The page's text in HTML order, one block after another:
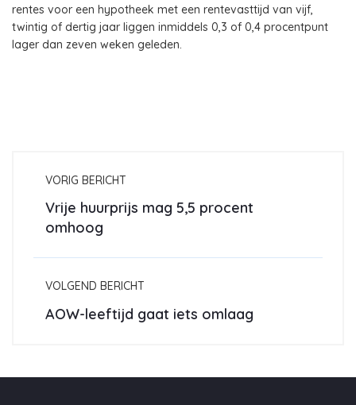
rentes voor een hypotheek met een rentevasttijd van vijf,
twintig of dertig jaar liggen inmiddels 0,3 of 0,4 procentpunt
lager dan zeven weken geleden.
VORIG BERICHT
Vrije huurprijs mag 5,5 procent
omhoog
VOLGEND BERICHT
AOW-leeftijd gaat iets omlaag